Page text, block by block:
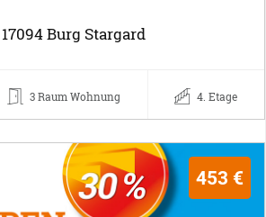
Burg Stargard
3 Raum Wohnung 4. Etage
453 €